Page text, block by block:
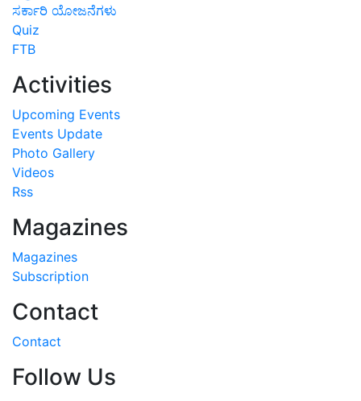
ಸರ್ಕಾರಿ ಯೋಜನೆಗಳು
Quiz
FTB
Activities
Upcoming Events
Events Update
Photo Gallery
Videos
Rss
Magazines
Magazines
Subscription
Contact
Contact
Follow Us